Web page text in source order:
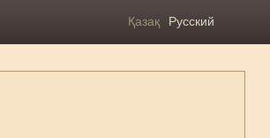
Қазақ Русский